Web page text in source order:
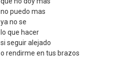
no puedo mas
ya no se
lo que hacer
si seguir alejado
o rendirme en tus brazos